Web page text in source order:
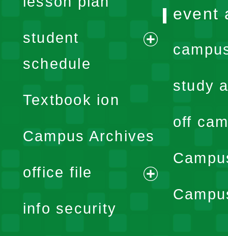
student
schedule
expand
menu
Textbook ion
Campus Archives
office file
expand
info security
event
study
off